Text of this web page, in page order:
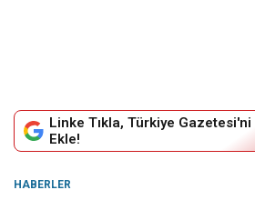
Linke Tıkla, Türkiye
Ekle!
HABERLER